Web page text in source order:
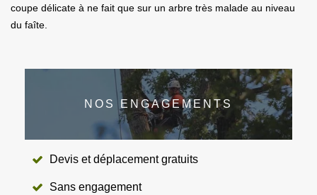
coupe délicate à ne fait que sur un arbre très malade au niveau
du faîte.
NOS ENGAGEMENTS
Devis et déplacement gratuits
Sans engagement